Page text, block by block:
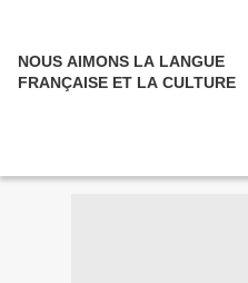
NOUS AIMONS LA LANGUE
FRANÇAISE ET LA CULTURE